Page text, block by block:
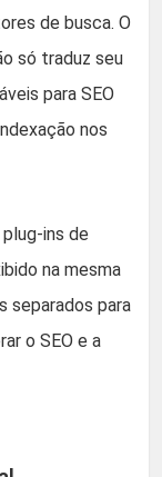
de busca. O
só traduz seu
para SEO
nos
ins de
na mesma
separados para
o SEO e a